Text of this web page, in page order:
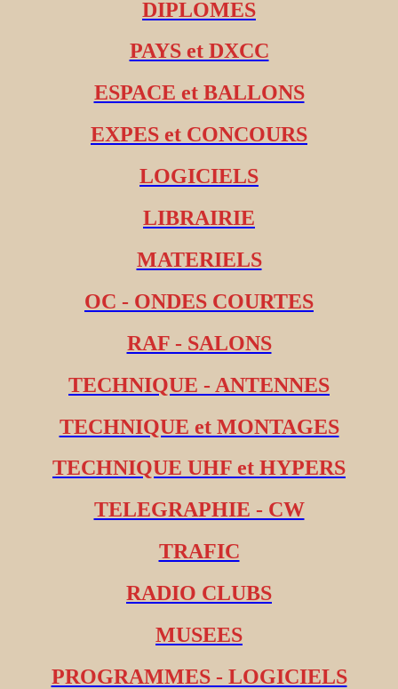
DIPLOMES
PAYS et DXCC
ESPACE et BALLONS
EXPES et CONCOURS
LOGICIELS
LIBRAIRIE
MATERIELS
OC - ONDES COURTES
RAF - SALONS
TECHNIQUE - ANTENNES
TECHNIQUE et MONTAGES
TECHNIQUE UHF et HYPERS
TELEGRAPHIE - CW
TRAFIC
RADIO CLUBS
MUSEES
PROGRAMMES - LOGICIELS